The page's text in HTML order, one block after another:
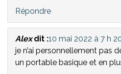
Répondre
Alex dit :10 mai 2022 à 7 h
je n’ai personnellement pas
un portable basique et en